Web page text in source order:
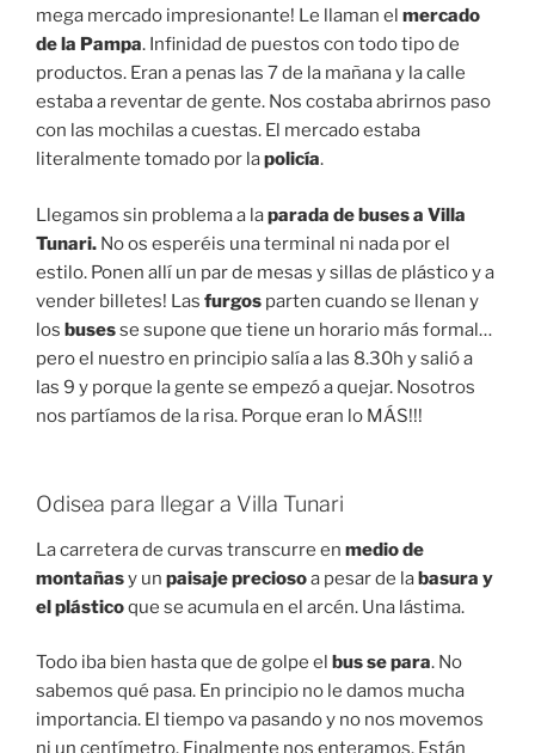
mega mercado impresionante! Le llaman el mercado
de la Pampa. Infinidad de puestos con todo tipo de
productos. Eran a penas las 7 de la mañana y la calle
estaba a reventar de gente. Nos costaba abrirnos paso
con las mochilas a cuestas. El mercado estaba
literalmente tomado por lapolicía.
Llegamos sin problema a laparada de buses a Villa
Tunari. No os esperéis una terminal ni nada por el
estilo. Ponen allí un par de mesas y sillas de plástico y a
vender billetes! Las furgos parten cuando se llenan y
los busesse supone que tiene un horario más formal…
pero el nuestro en principio salía a las 8.30h y salió a
las 9 y porque la gente se empezó a quejar. Nosotros
nos partíamos de la risa. Porque eran lo MÁS!!!
Odisea para llegar a Villa Tunari
La carretera de curvas transcurre en medio de
montañasy un paisaje preciosoa pesar de labasura y
el plásticoque se acumula en el arcén. Una lástima.
Todo iba bien hasta que de golpe el bus se para. No
sabemos qué pasa. En principio no le damos mucha
importancia. El tiempo va pasando y no nos movemos